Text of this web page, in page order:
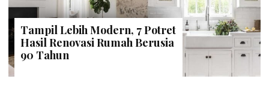
Tampil Lebih Modern, 7 Potret
Hasil Renovasi Rumah Berusia
90 Tahun